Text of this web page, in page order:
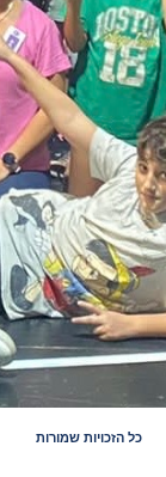
כל הזכויות שמורות